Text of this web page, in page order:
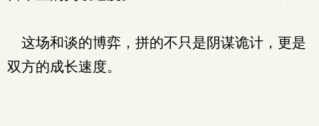
这场和谈的博弈，拼的不只是阴谋诡计，更是
双方的成长速度。